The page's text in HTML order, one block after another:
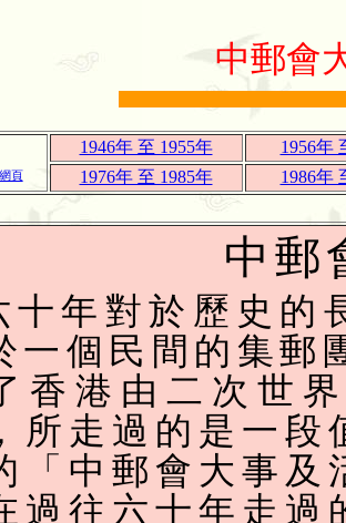
中郵會
頁
1946年 至 1955年
1956年
1976年 至 1985年
1986年
中郵
十年對於歷史的
一個民間的集郵
香港由二次世
所走過的是一
「中郵會大事及
過往六十年走過